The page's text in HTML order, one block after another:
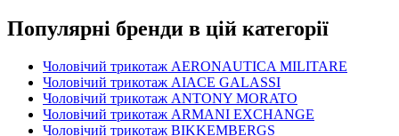
Популярні бренди в цій категорії
Чоловічий трикотаж AERONAUTICA MILITARE
Чоловічий трикотаж AIACE GALASSI
Чоловічий трикотаж ANTONY MORATO
Чоловічий трикотаж ARMANI EXCHANGE
Чоловічий трикотаж BIKKEMBERGS